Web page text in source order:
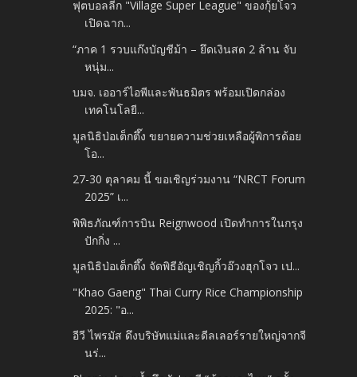
ฟุตบอลลีก "Village Super League" ของกุ้ยโจว
เปิดฉาก...
“ภาค 1 รวบแก๊งบัญชีม้า – ยึดเงินสด 2 ล้าน จับ
หนุ่ม...
บมจ. เออาร์ไอพีและพันธมิตร พร้อมเปิดกล่อง
เทคโนโลยี...
มูลนิธิป่อเต็กตึ๊ง ขยายความช่วยเหลือผู้พิการด้อย
โอ...
27-30 ตุลาคม นี้ ขอเชิญร่วมงาน “NRCT Forum
2025” เ...
พิพิธภัณฑ์การบิน Reignwood เปิดทำการในกรุง
ปักกิ่ง ...
มูลนิธิป่อเต็กตึ๊ง จัดพิธีอัญเชิญกิ้วอ๊วงฮุกโจว เป...
"Khao Gaeng" Thai Curry Rice Championship
2025: "อ...
อีวี ไพรมัส ดึงบริษัทแม่และดีลเลอร์รายใหญ่จากจี
นร่...